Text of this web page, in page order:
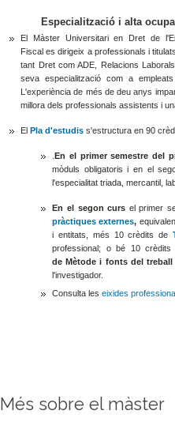
Especialització i alta
El Màster Universitari en Dret de
Fiscal es dirigeix a professionals i
tant Dret com ADE, Relacions
seva especialització com a
L'experiència de més de deu anys
millora dels professionals assistents i
ElPla d'estudis s'estructura en 90
.En el primer semestre del
mòduls obligatoris i en el
l'especialitat triada, mercantil,
En el segon curs el primer
pràctiques externes,
i entitats, més 10 crèdits de
professional; o bé 10 crèdits
de Mètode i fonts del treball
l'investigador.
Consulta leseixides
Més sobre el màster